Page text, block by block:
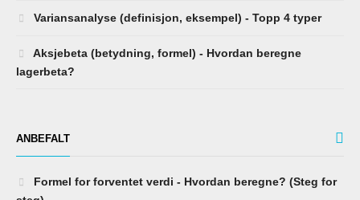
Variansanalyse (definisjon, eksempel) - Topp 4 typer
Aksjebeta (betydning, formel) - Hvordan beregne
lagerbeta?
ANBEFALT
Formel for forventet verdi - Hvordan beregne? (Steg for